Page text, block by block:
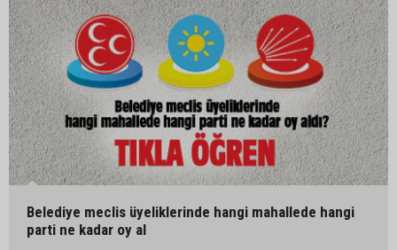
Belediye meclis üyeliklerinde hangi mahallede hangi
parti ne kadar oy al